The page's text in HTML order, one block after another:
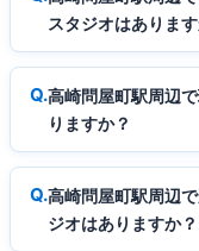
スタジオはあります
高崎問屋町駅周辺
りますか？
高崎問屋町駅周辺
ジオはありますか？